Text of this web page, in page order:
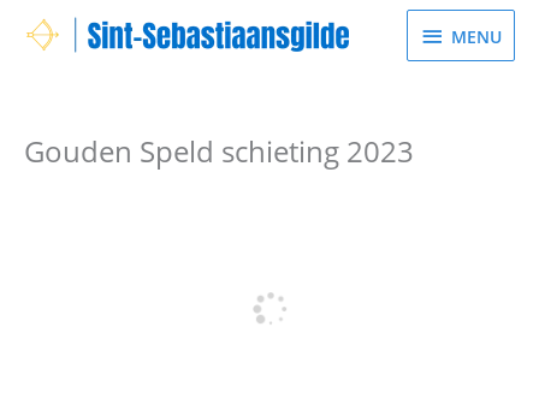
naar
MENU
MENU
Gouden Speld schieting 2023